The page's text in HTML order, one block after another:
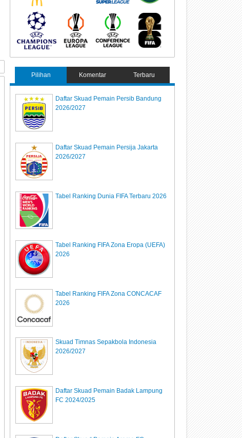
Pilihan Komentar Terbaru
Daftar Skuad Pemain Persib Bandung
2026/2027
Daftar Skuad Pemain Persija Jakarta
2026/2027
Tabel Ranking Dunia FIFA Terbaru 2026
Tabel Ranking FIFA Zona Eropa (UEFA)
2026
Tabel Ranking FIFA Zona CONCACAF
2026
Skuad Timnas Sepakbola Indonesia
2026/2027
Daftar Skuad Pemain Badak Lampung
FC 2024/2025